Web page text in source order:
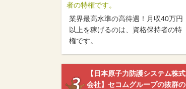
者の特権です。
業界最高水準の高待遇！月収40万円
以上を稼げるのは、資格保持者の特
権です。
【日本原子力防護システム株式
会社】セコムグループの抜群の